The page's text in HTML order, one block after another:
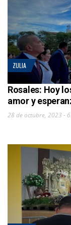
ZULIA
Rosales: Hoy
amor y
28 de octubre, 2023 -